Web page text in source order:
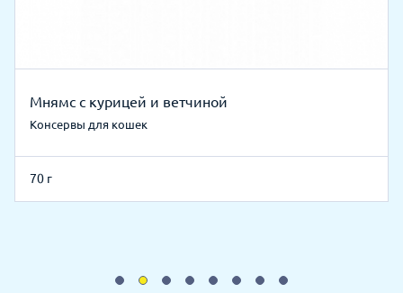
Мнямс с курицей и ветчиной
Консервы для кошек
70 г